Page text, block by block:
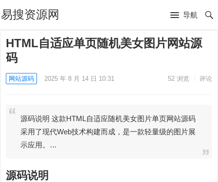
易搜资源网 导航
HTML自适应单页随机美女图片网站源
码
网站源码 2025 年 8 月 14 日 10:31 52浏览 评论
源码说明 这款HTML自适应随机美女图片单页网站源码
采用了现代Web技术构建而成，是一款轻量级的图片展
示应用。…
源码说明